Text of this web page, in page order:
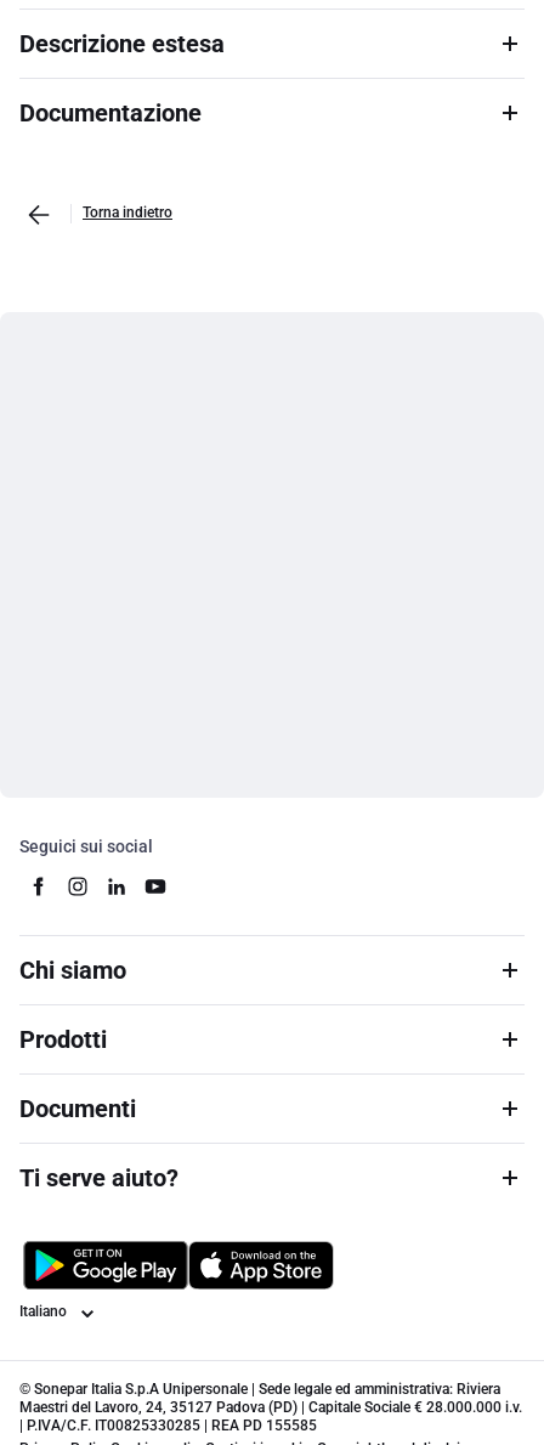
Descrizione estesa
Documentazione
Torna indietro
Seguici sui social
Chi siamo
Prodotti
Documenti
Ti serve aiuto?
Lingua
© Sonepar Italia S.p.A Unipersonale | Sede legale ed amministrativa: Riviera
Maestri del Lavoro, 24, 35127 Padova (PD) | Capitale Sociale € 28.000.000 i.v.
| P.IVA/C.F. IT00825330285 | REA PD 155585